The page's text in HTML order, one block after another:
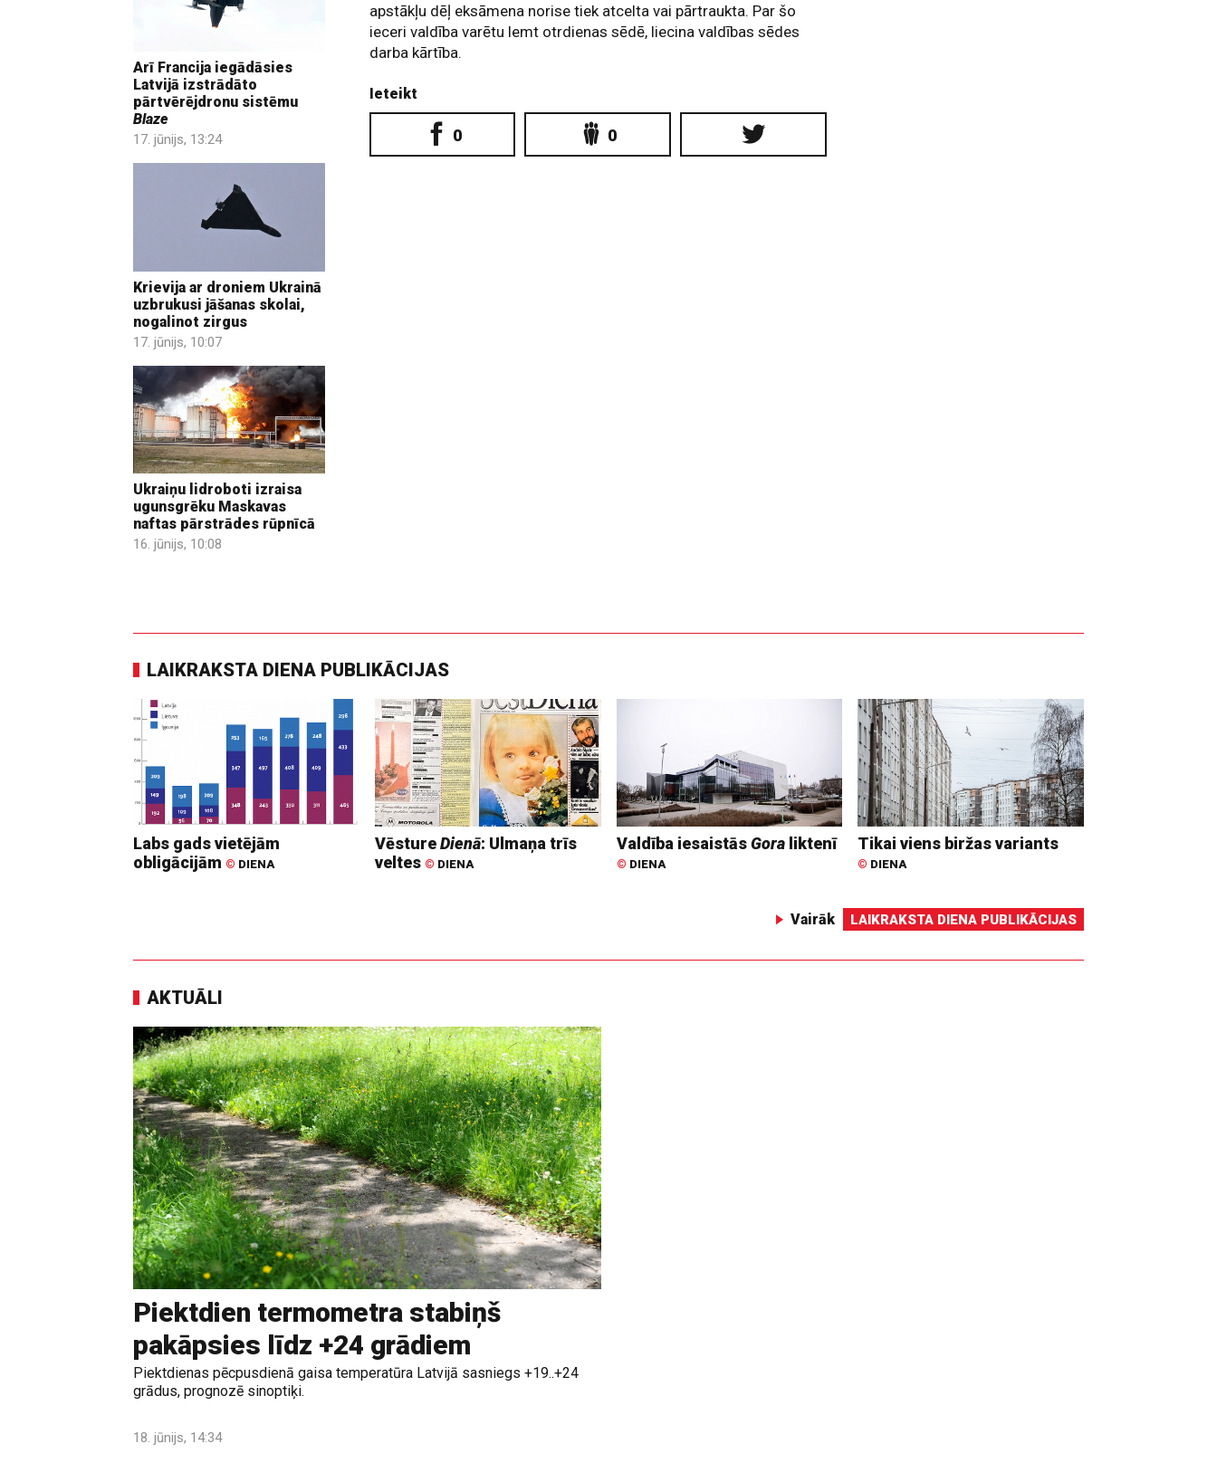
Arī Francija iegādāsies
Latvijā izstrādāto
pārtvērējdronu sistēmu
Blaze
17. jūnijs, 13:24
Krievija ar droniem Ukrainā
uzbrukusi jāšanas skolai,
nogalinot zirgus
17. jūnijs, 10:07
Ukraiņu lidroboti izraisa
ugunsgrēku Maskavas
naftas pārstrādes rūpnīcā
16. jūnijs, 10:08
apstākļu dēļ eksāmena norise tiek atcelta vai pārtraukta. Par šo
ieceri valdība varētu lemt otrdienas sēdē, liecina valdības sēdes
darba kārtība.
Ieteikt
0 0
LAIKRAKSTA DIENA PUBLIKĀCIJAS
Labs gads vietējām
obligācijām © DIENA
VēstureDienā: Ulmaņa trīs
veltes © DIENA
Valdība iesaistāsGoraliktenī
© DIENA
Tikai viens biržas variants
© DIENA
Vairāk LAIKRAKSTA DIENA PUBLIKĀCIJAS
AKTUĀLI
Piektdien termometra stabiņš
pakāpsies līdz +24 grādiem
Piektdienas pēcpusdienā gaisa temperatūra Latvijā sasniegs +19..+24
grādus, prognozē sinoptiķi.
18. jūnijs, 14:34